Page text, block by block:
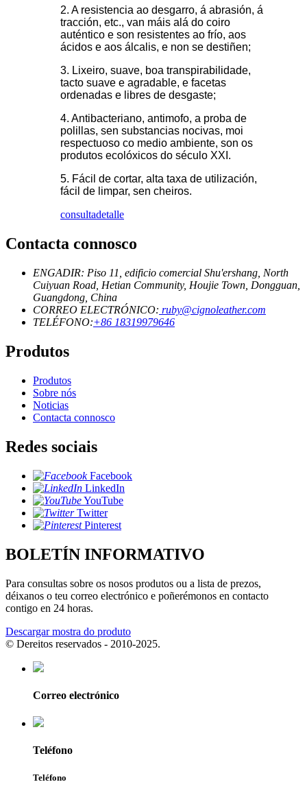
2. A resistencia ao desgarro, á abrasión, á
tracción, etc., van máis alá do coiro
auténtico e son resistentes ao frío, aos
ácidos e aos álcalis, e non se destiñen;
3. Lixeiro, suave, boa transpirabilidade,
tacto suave e agradable, e facetas
ordenadas e libres de desgaste;
4. Antibacteriano, antimofo, a proba de
polillas, sen substancias nocivas, moi
respectuoso co medio ambiente, son os
produtos ecolóxicos do século XXI.
5. Fácil de cortar, alta taxa de utilización,
fácil de limpar, sen cheiros.
consultadetalle
Contacta connosco
ENGADIR: Piso 11, edificio comercial Shu'ershang, North
Cuiyuan Road, Hetian Community, Houjie Town, Dongguan,
Guangdong, China
CORREO ELECTRÓNICO: ruby@cignoleather.com
TELÉFONO:+86 18319979646
Produtos
Produtos
Sobre nós
Noticias
Contacta connosco
Redes sociais
Facebook
LinkedIn
YouTube
Twitter
Pinterest
BOLETÍN INFORMATIVO
Para consultas sobre os nosos produtos ou a lista de prezos,
déixanos o teu correo electrónico e poñerémonos en contacto
contigo en 24 horas.
Descargar mostra do produto
© Dereitos reservados - 2010-2025.
Correo electrónico
Teléfono
Teléfono